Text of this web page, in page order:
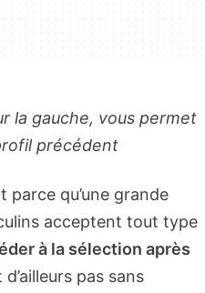
la gauche, vous permet
précédent
parce qu’une grande
acceptent tout type
à la sélection après
pas sans